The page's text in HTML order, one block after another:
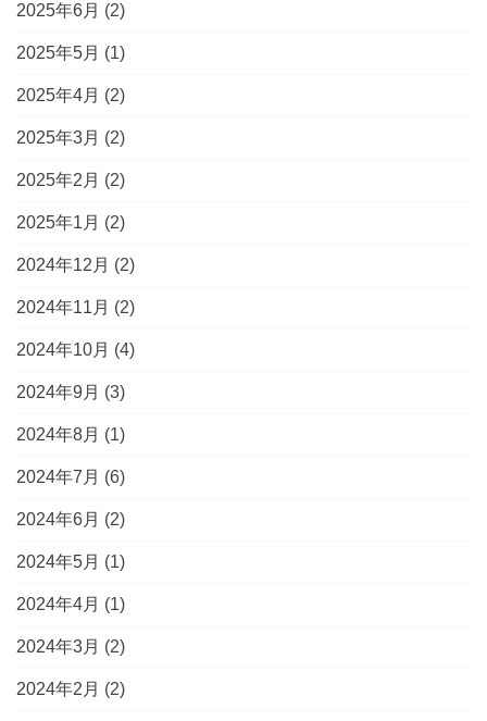
2025年6月 (2)
2025年5月 (1)
2025年4月 (2)
2025年3月 (2)
2025年2月 (2)
2025年1月 (2)
2024年12月 (2)
2024年11月 (2)
2024年10月 (4)
2024年9月 (3)
2024年8月 (1)
2024年7月 (6)
2024年6月 (2)
2024年5月 (1)
2024年4月 (1)
2024年3月 (2)
2024年2月 (2)